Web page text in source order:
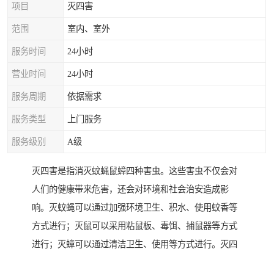
项目 灭四害
范围 室内、室外
服务时间 24小时
营业时间 24小时
服务周期 依据需求
服务类型 上门服务
服务级别 A级
灭四害是指消灭蚊蝇鼠蟑四种害虫。这些害虫不仅会对
人们的健康带来危害，还会对环境和社会治安造成影
响。灭蚊蝇可以通过加强环境卫生、积水、使用蚊香等
方式进行；灭鼠可以采用粘鼠板、毒饵、捕鼠器等方式
进行；灭蟑可以通过清洁卫生、使用等方式进行。灭四